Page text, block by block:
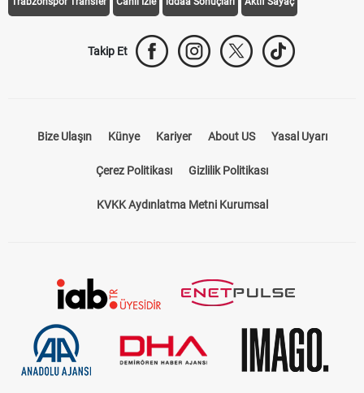
Takip Et
Bize Ulaşın Künye Kariyer About US Yasal Uyarı
Çerez Politikası Gizlilik Politikası
KVKK Aydınlatma Metni Kurumsal